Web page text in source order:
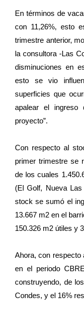
En términos de
con 11,26%, esto
trimestre anterior,
la consultora -Las
disminuciones en
esto se vio
superficies que
apalear el
proyecto”.
Con respecto al
primer trimestre se
de los cuales
(El Golf, Nueva
stock se sumó el
13.667 m2 en el
150.326 m2 útiles y
Ahora, con respecto
en el periodo
construyendo, de
Condes, y el 16%